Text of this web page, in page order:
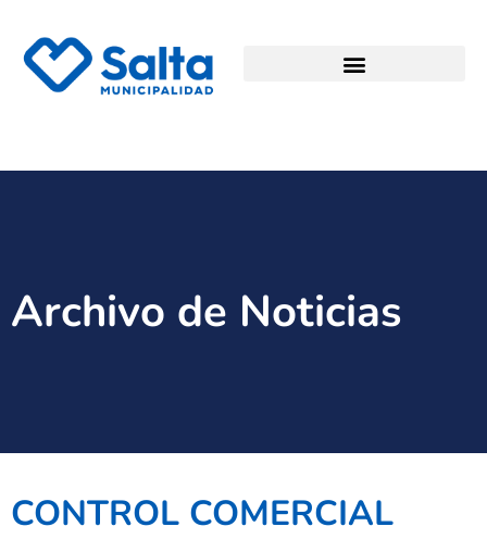
Archivo de Noticias
CONTROL COMERCIAL